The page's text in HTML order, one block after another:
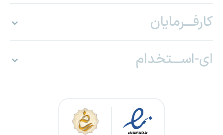
کارفـــرمایان
ای-اســـتخدام